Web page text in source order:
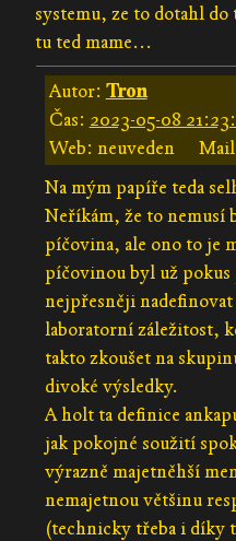
systemu, ze to dotahl
tu ted mame...
Autor: Tron
Čas: 2023-05-08
Web: neuveden
Na mým papíře teda
Neříkám, že to nemusí
píčovina, ale ono to je
píčovinou byl už pokus
nejpřesněji
laboratorní záležitost,
takto zkoušet na
divoké výsledky.
A holt ta definice
jak pokojné soužití
výrazně majetněhší
nemajetnou většinu
(technicky třeba i díky